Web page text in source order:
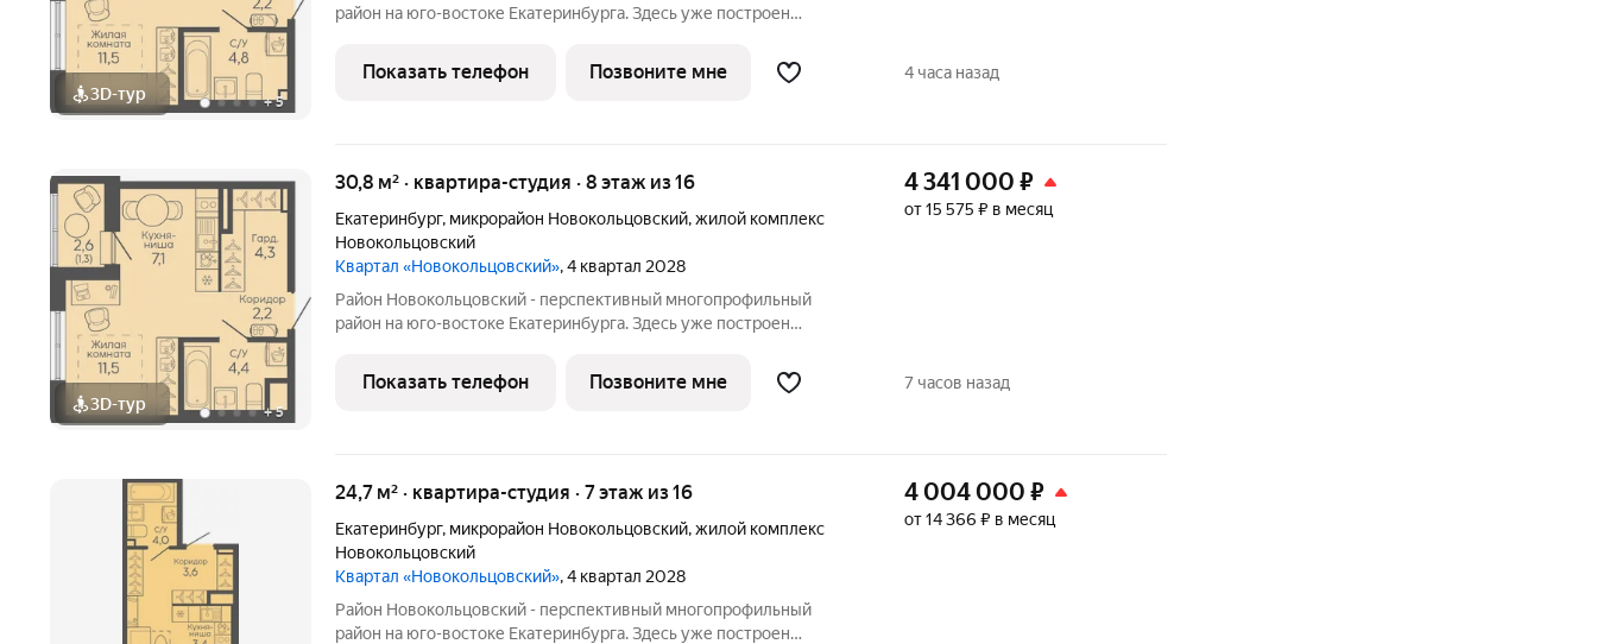
3D-тур +5
район на юго-востоке Екатеринбурга. Здесь уже построен
международного уровня: Дворец водных видов спорта,
общественный и медицинский центры,
Показать телефон Позвоните мне 4 часа назад
3D-тур +5
30,8 м² · квартира-студия · 8 этаж из 16
Екатеринбург, микрорайон Новокольцовский,жилой комплекс
Новокольцовский
Квартал «Новокольцовский», 4 квартал 2028
Район Новокольцовский - перспективный многопрофильный
район на юго-востоке Екатеринбурга. Здесь уже построен
международного уровня: Дворец водных видов спорта,
общественный и медицинский центры,
4 341 000 ₽
от 15 575 ₽ в месяц
Показать телефон Позвоните мне 7 часов назад
24,7 м² · квартира-студия · 7 этаж из 16
Екатеринбург, микрорайон Новокольцовский,жилой комплекс
Новокольцовский
Квартал «Новокольцовский», 4 квартал 2028
Район Новокольцовский - перспективный многопрофильный
район на юго-востоке Екатеринбурга. Здесь уже построен
4 004 000 ₽
от 14 366 ₽ в месяц